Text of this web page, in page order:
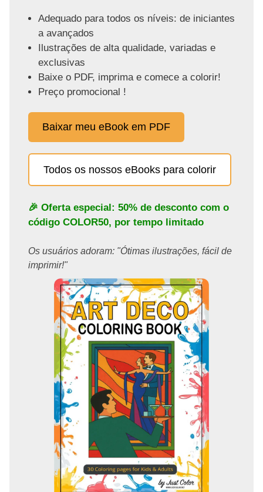
Adequado para todos os níveis: de iniciantes
a avançados
Ilustrações de alta qualidade, variadas e
exclusivas
Baixe o PDF, imprima e comece a colorir!
Preço promocional !
Baixar meu eBook em PDF
Todos os nossos eBooks para colorir
🎉 Oferta especial: 50% de desconto com o
código COLOR50, por tempo limitado
Os usuários adoram: "Ótimas ilustrações, fácil de
imprimir!"